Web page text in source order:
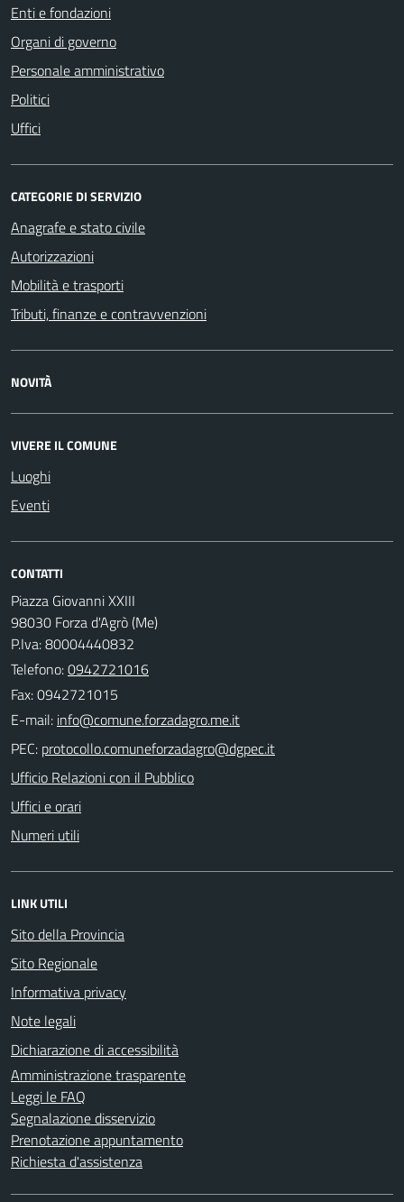
Enti e fondazioni
Organi di governo
Personale amministrativo
Politici
Uffici
CATEGORIE DI SERVIZIO
Anagrafe e stato civile
Autorizzazioni
Mobilità e trasporti
Tributi, finanze e contravvenzioni
NOVITÀ
VIVERE IL COMUNE
Luoghi
Eventi
CONTATTI
Piazza Giovanni XXIII
98030 Forza d'Agrò (Me)
P.Iva: 80004440832
Telefono:0942721016
Fax: 0942721015
E-mail:
PEC:
Ufficio Relazioni con il Pubblico
Uffici e orari
Numeri utili
LINK UTILI
Sito della Provincia
Sito Regionale
Informativa privacy
Note legali
Dichiarazione di accessibilità
Amministrazione trasparente
Leggi le FAQ
Segnalazione disservizio
Prenotazione appuntamento
Richiesta d'assistenza